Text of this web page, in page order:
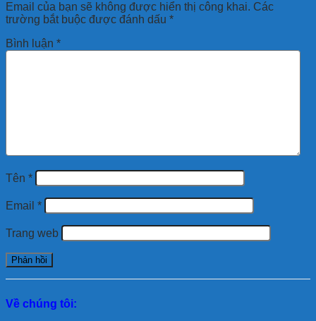
Email của bạn sẽ không được hiển thị công khai. Các
trường bắt buộc được đánh dấu *
Bình luận *
Tên *
Email *
Trang web
Về chúng tôi: